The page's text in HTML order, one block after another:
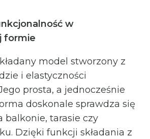
w
formie
model stworzony z
i elastyczności
prosta, a jednocześnie
doskonale sprawdza się
balkonie, tarasie czy
Dzięki funkcji składania z